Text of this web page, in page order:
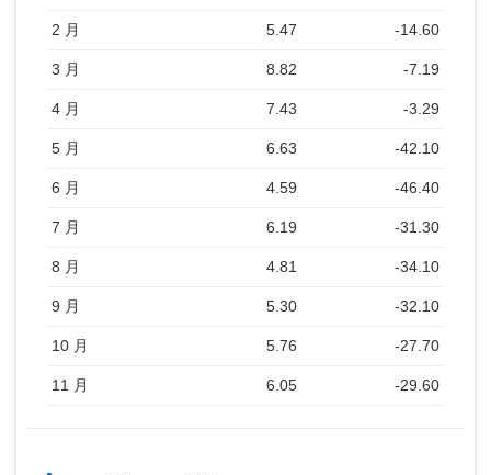
2 月 5.47 -14.60
3 月 8.82 -7.19
4 月 7.43 -3.29
5 月 6.63 -42.10
6 月 4.59 -46.40
7 月 6.19 -31.30
8 月 4.81 -34.10
9 月 5.30 -32.10
10 月 5.76 -27.70
11 月 6.05 -29.60